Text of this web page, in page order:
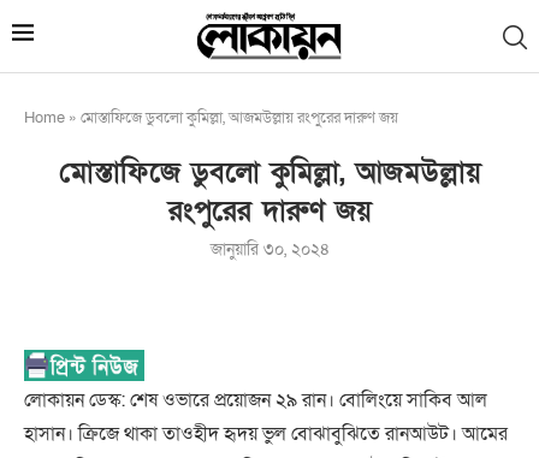
Home » মোস্তাফিজে ডুবলো কুমিল্লা, আজমউল্লায় রংপুরের দারুণ জয়
মোস্তাফিজে ডুবলো কুমিল্লা, আজমউল্লায়
রংপুরের দারুণ জয়
জানুয়ারি ৩০, ২০২৪
লোকায়ন ডেস্ক: শেষ ওভারে প্রয়োজন ২৯ রান। বোলিংয়ে সাকিব আল
হাসান। ক্রিজে থাকা তাওহীদ হৃদয় ভুল বোঝাবুঝিতে রানআউট। আমের